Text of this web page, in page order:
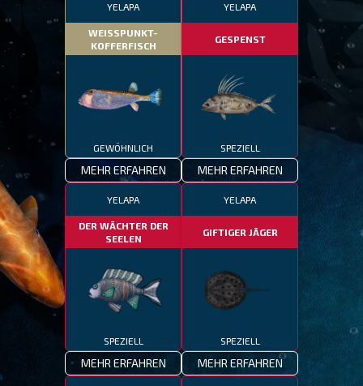
YELAPA
WEISSPUNKT-
KOFFERFISCH
GEWÖHNLICH
MEHR ERFAHREN
YELAPA
GESPENST
SPEZIELL
MEHR ERFAHREN
YELAPA
DER WÄCHTER DER
SEELEN
SPEZIELL
MEHR ERFAHREN
YELAPA
GIFTIGER JÄGER
SPEZIELL
MEHR ERFAHREN